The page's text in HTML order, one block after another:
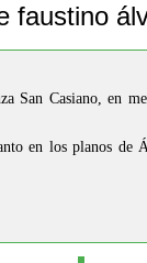
faustino
San Casiano,
en los planos de